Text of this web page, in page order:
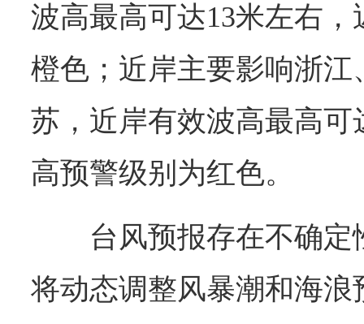
波高最高可达13米左右
橙色；近岸主要影响浙
苏，近岸有效波高最高可
高预警级别为红色。
台风预报存在不确
将动态调整风暴潮和海